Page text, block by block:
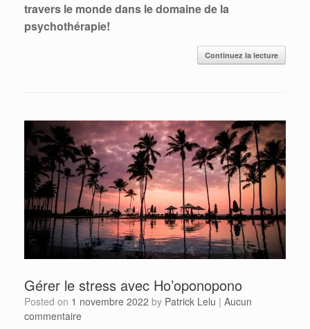
travers le monde dans le domaine de la
psychothérapie!
Continuez la lecture
Gérer le stress avec Ho’oponopono
Posted on 1 novembre 2022 by Patrick Lelu | Aucun
commentaire